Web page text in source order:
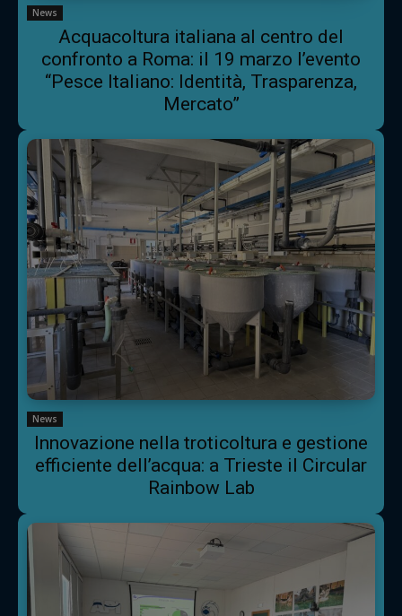
News
Acquacoltura italiana al centro del
confronto a Roma: il 19 marzo l’evento
“Pesce Italiano: Identità, Trasparenza,
Mercato”
News
Innovazione nella troticoltura e gestione
efficiente dell’acqua: a Trieste il Circular
Rainbow Lab